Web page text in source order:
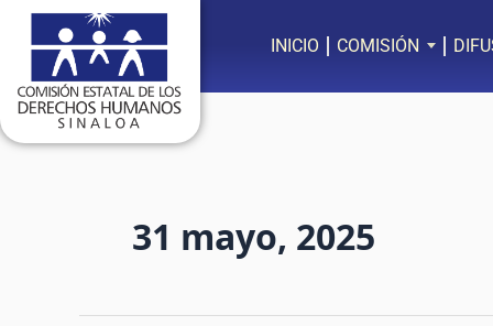
INICIO COMISIÓN
contenido
31 mayo, 2025